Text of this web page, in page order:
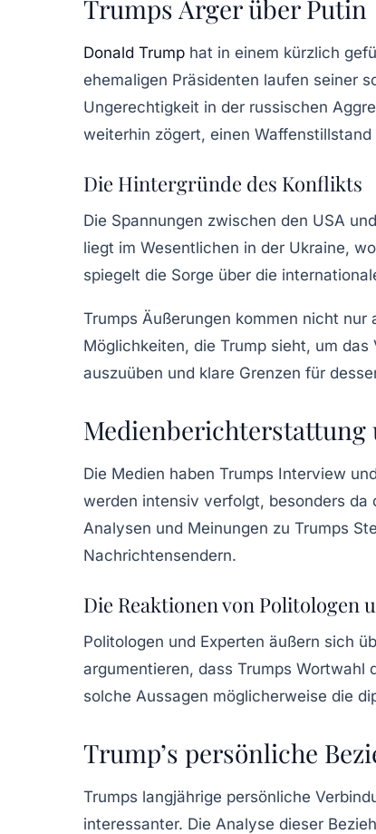
Trumps Ärger über Putin
Donald Trump hat in einem kürzlich
ehemaligen Präsidenten laufen seiner
Ungerechtigkeit in der russischen
weiterhin zögert, einen Waffenstillstand
Die Hintergründe des Konflikts
Die Spannungen zwischen den USA
liegt im Wesentlichen in der Ukraine,
spiegelt die Sorge über die
Trumps Äußerungen kommen nicht
Möglichkeiten, die Trump sieht, um
auszuüben und klare Grenzen für
Die Medien haben Trumps Interview
werden intensiv verfolgt, besonders da
Analysen und Meinungen zu Trumps
Nachrichtensendern.
Die Reaktionen von Politologen
Politologen und Experten äußern sich
argumentieren, dass Trumps
solche Aussagen möglicherweise die
Trump’s persönliche
Trumps langjährige persönliche
interessanter. Die Analyse dieser